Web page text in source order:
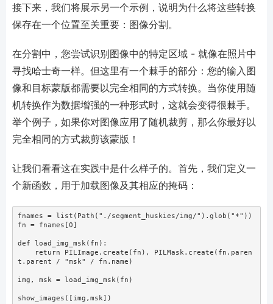
接下来，我们将展示另一个示例，说明为什么将这些转换
保存在一个位置至关重要：图像分割。
在分割中，您尝试识别图像中的特定区域 - 就像在照片中
寻找哈士奇一样。但这里有一个棘手的部分：您的输入图
像和目标蒙版都需要以完全相同的方式转换。当你使用随
机转换作为数据增强的一种形式时，这就会变得很棘手。
举个例子，如果你对图像应用了随机裁剪，那么你最好以
完全相同的方式裁剪该蒙版！
让我们看看这在实践中是什么样子的。首先，我们定义一
个新函数，用于加载图像及其相应的掩码：
fnames = list (Path( "./segment_huskies/img/" ).glob( "*" ))
fn = fnames[0]
def load_img_msk(fn):
return PILImage.create(fn), PILMask.create(fn.paren
t.parent / "msk" / fn.name)
img, msk = load_img_msk(fn)
show_images([img,msk])